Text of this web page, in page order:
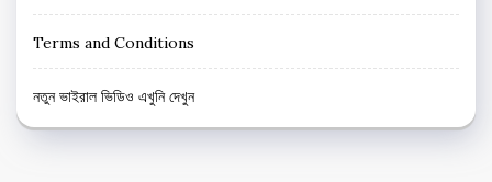
Terms and Conditions
নতুন ভাইরাল ভিডিও এখুনি দেখুন